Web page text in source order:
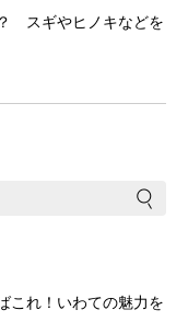
スギやヒノキなどを
ぱを作る体験をしてき
これ！いわての魅力を